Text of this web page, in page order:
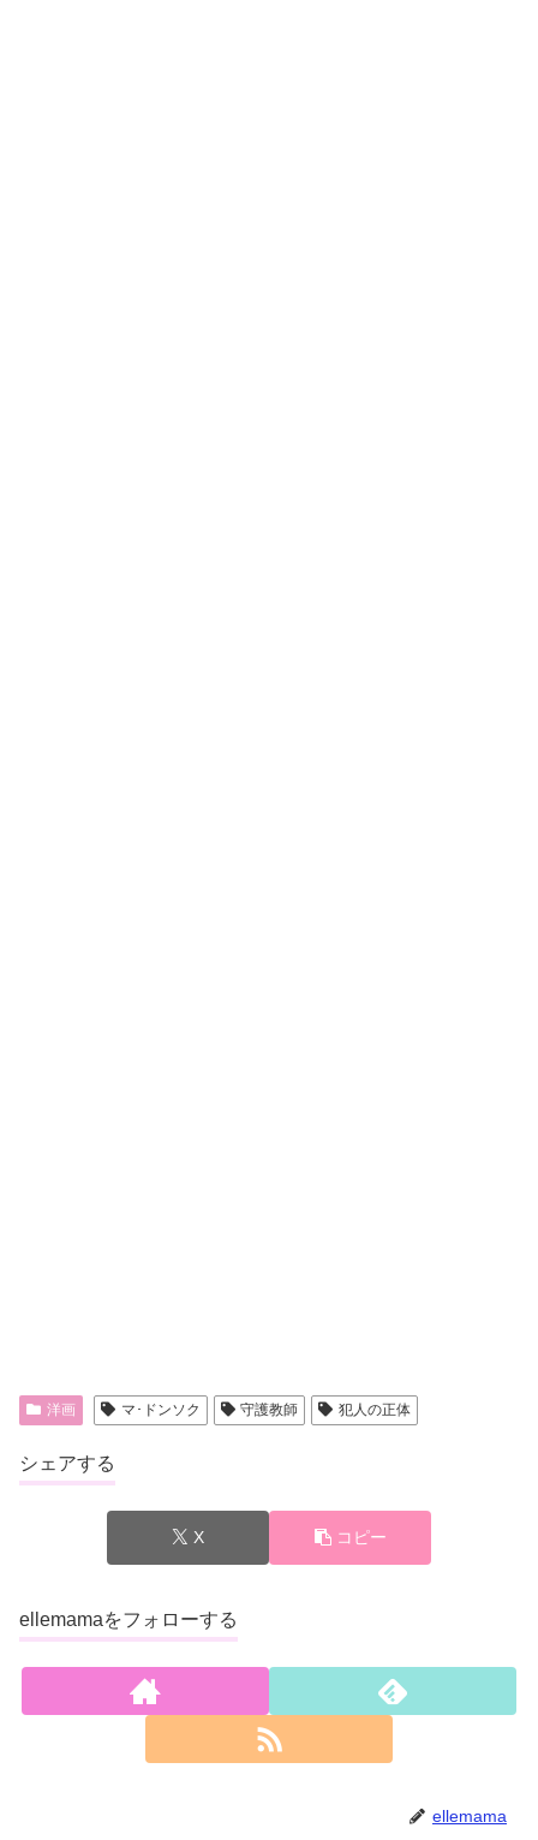
洋画 マ･ドンソク 守護教師 犯人の正体
シェアする
X コピー
ellemamaをフォローする
ellemama